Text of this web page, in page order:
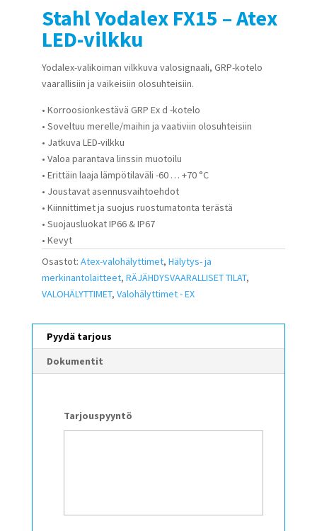
Stahl Yodalex FX15 – Atex
LED-vilkku
Yodalex-valikoiman vilkkuva valosignaali, GRP-kotelo
vaarallisiin ja vaikeisiin olosuhteisiin.
• Korroosionkestävä GRP Ex d -kotelo
• Soveltuu merelle/maihin ja vaativiin olosuhteisiin
• Jatkuva LED-vilkku
• Valoa parantava linssin muotoilu
• Erittäin laaja lämpötilaväli -60 … +70 °C
• Joustavat asennusvaihtoehdot
• Kiinnittimet ja suojus ruostumatonta terästä
• Suojausluokat IP66 & IP67
• Kevyt
Osastot: Atex-valohälyttimet, Hälytys- ja
merkinantolaitteet, RÄJÄHDYSVAARALLISET TILAT,
VALOHÄLYTTIMET, Valohälyttimet - EX
Pyydä tarjous
Dokumentit
Tarjouspyyntö